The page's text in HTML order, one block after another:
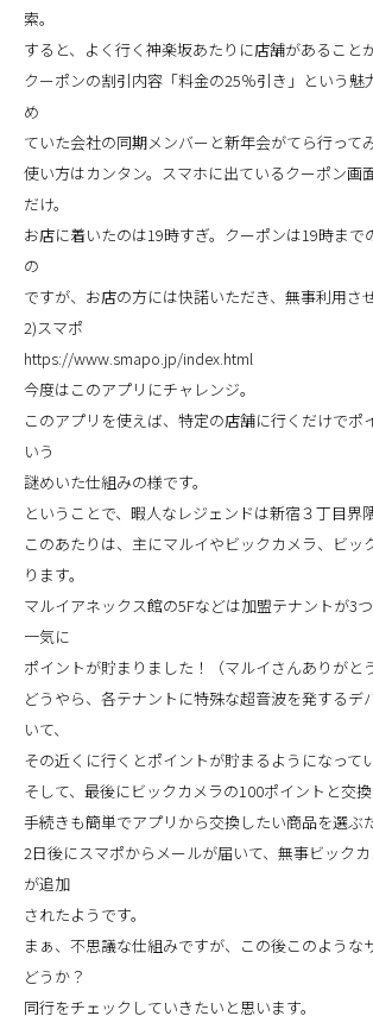
索。
すると、よく行く神楽坂あたりに店舗があること
クーポンの割引内容「料金の25％引き」という魅
め
ていた会社の同期メンバーと新年会がてら行って
使い方はカンタン。スマホに出ているクーポン画
だけ。
お店に着いたのは19時すぎ。クーポンは19時まで
の
ですが、お店の方には快諾いただき、無事利用さ
2)スマポ
https://www.smapo.jp/index.html
今度はこのアプリにチャレンジ。
このアプリを使えば、特定の店舗に行くだけでポ
いう
謎めいた仕組みの様です。
ということで、暇人なレジェンドは新宿３丁目界
このあたりは、主にマルイやビックカメラ、ビッ
ります。
マルイアネックス館の5Fなどは加盟テナントが3つ
一気に
ポイントが貯まりました！（マルイさんありがと
どうやら、各テナントに特殊な超音波を発するデ
いて、
その近くに行くとポイントが貯まるようになってい
そして、最後にビックカメラの100ポイントと交換
手続きも簡単でアプリから交換したい商品を選ぶだ
2日後にスマポからメールが届いて、無事ビック
が追加
されたようです。
まぁ、不思議な仕組みですが、この後このような
どうか？
同行をチェックしていきたいと思います。